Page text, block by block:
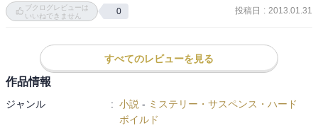
ブクログレビューは
いいねできません
0 投稿日 : 2013.01.31
すべてのレビューを見る
作品情報
ジャンル : 小説 - ミステリー・サスペンス・ハード
ボイルド